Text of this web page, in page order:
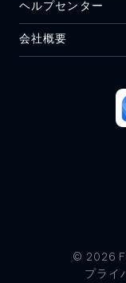
ヘルプセンター
会社概要
© 2026
プライ